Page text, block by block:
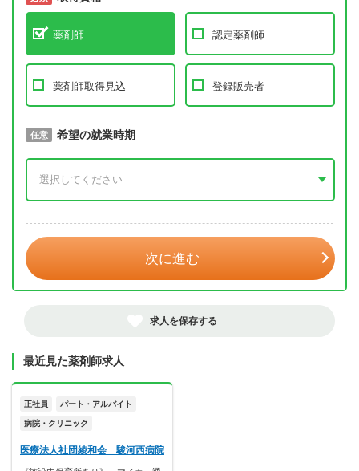
薬剤師 認定薬剤師
薬剤師取得見込 登録販売者
必須 取得予定年
任意 希望の就業時期
次に進む
求人を保存する
最近見た薬剤師求人
正社員 パート・アルバイト
病院・クリニック
医療法人社団綾和会 駿河西病院